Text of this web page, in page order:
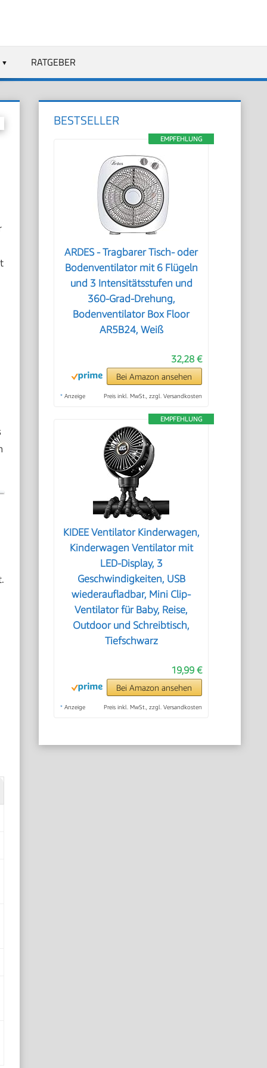
RATGEBER
BESTSELLER
EMPFEHLUNG
ARDES - Tragbarer Tisch- oder
Bodenventilator mit 6 Flügeln
und 3 Intensitätsstufen und
360-Grad-Drehung,
Bodenventilator Box Floor
AR5B24, Weiß
32,28 €
Bei Amazon ansehen
* Anzeige Preis inkl. MwSt., zzgl. Versandkosten
EMPFEHLUNG
KIDEE Ventilator Kinderwagen,
Kinderwagen Ventilator mit
LED-Display, 3
Geschwindigkeiten, USB
wiederaufladbar, Mini Clip-
Ventilator für Baby, Reise,
Outdoor und Schreibtisch,
Tiefschwarz
19,99 €
Bei Amazon ansehen
* Anzeige Preis inkl. MwSt., zzgl. Versandkosten